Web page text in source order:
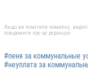
Якщо ви помітили помилку,
повідомити про це редакцію
#пеня за коммунальные
#неуплата за